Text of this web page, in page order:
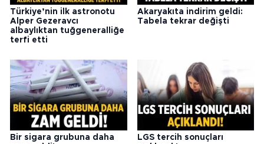
Türkiye’nin ilk astronotu
Alper Gezeravcı
albaylıktan tuğgeneralliğe
terfi etti
Akaryakıta indirim geldi:
Tabela tekrar değişti
Bir sigara grubuna daha
LGS tercih sonuçları